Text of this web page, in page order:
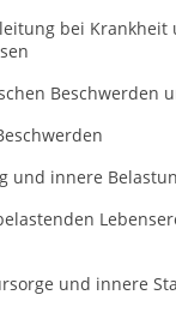
bei Krankheit
Beschwerden
und innere
und innere